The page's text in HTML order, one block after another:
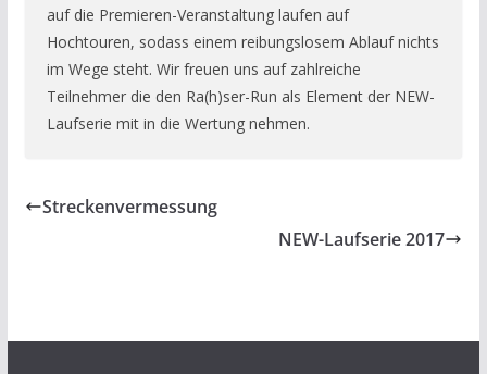
auf die Premieren-Veranstaltung laufen auf
Hochtouren, sodass einem reibungslosem Ablauf nichts
im Wege steht. Wir freuen uns auf zahlreiche
Teilnehmer die den Ra(h)ser-Run als Element der NEW-
Laufserie mit in die Wertung nehmen.
Streckenvermessung
NEW-Laufserie 2017